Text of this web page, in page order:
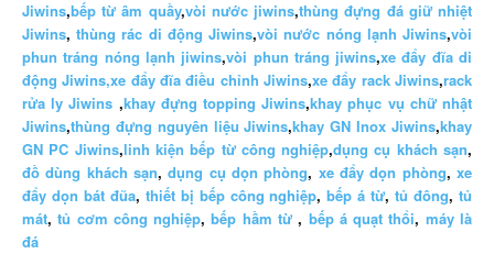
Jiwins,bếp từ âm quầy,vòi nước jiwins,thùng đựng đá giữ nhiệt
Jiwins,thùng rác di động Jiwins,vòi nước nóng lạnh Jiwins,vòi
phun tráng nóng lạnh jiwins,vòi phun tráng jiwins,xe đẩy đĩa di
động Jiwins,xe đẩy đĩa điều chỉnh Jiwins,xe đẩy rack Jiwins,rack
rửa ly Jiwins ,khay đựng topping Jiwins,khay phục vụ chữ nhật
Jiwins,thùng đựng nguyên liệu Jiwins,khay GN Inox Jiwins,khay
GN PC Jiwins,linh kiện bếp từ công nghiệp,dụng cụ khách sạn,
đồ dùng khách sạn,dụng cụ dọn phòng, xe đẩy dọn phòng,xe
đẩy dọn bát đũa, thiết bị bếp công nghiệp,bếp á từ,tủ đông,tủ
mát,tủ cơm công nghiệp,bếp hầm từ , bếp á quạt thổi, máy là
đá